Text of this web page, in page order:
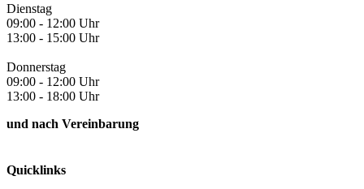
Dienstag
09:00 - 12:00 Uhr
13:00 - 15:00 Uhr
Donnerstag
09:00 - 12:00 Uhr
13:00 - 18:00 Uhr
und nach Vereinbarung
Quicklinks